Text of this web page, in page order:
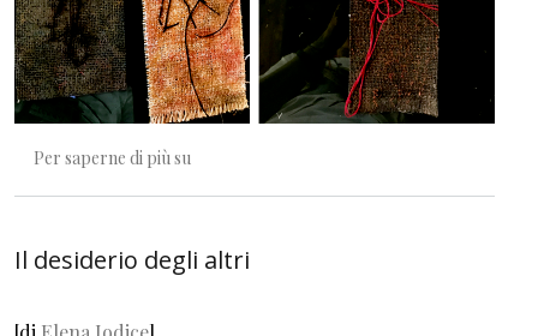
Per saperne di più su
Il desiderio degli altri